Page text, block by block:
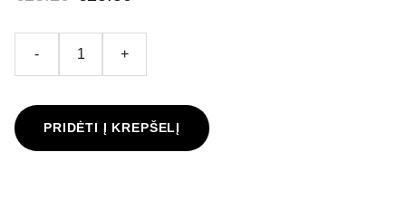
- +
PRIDĖTI Į KREPŠELĮ